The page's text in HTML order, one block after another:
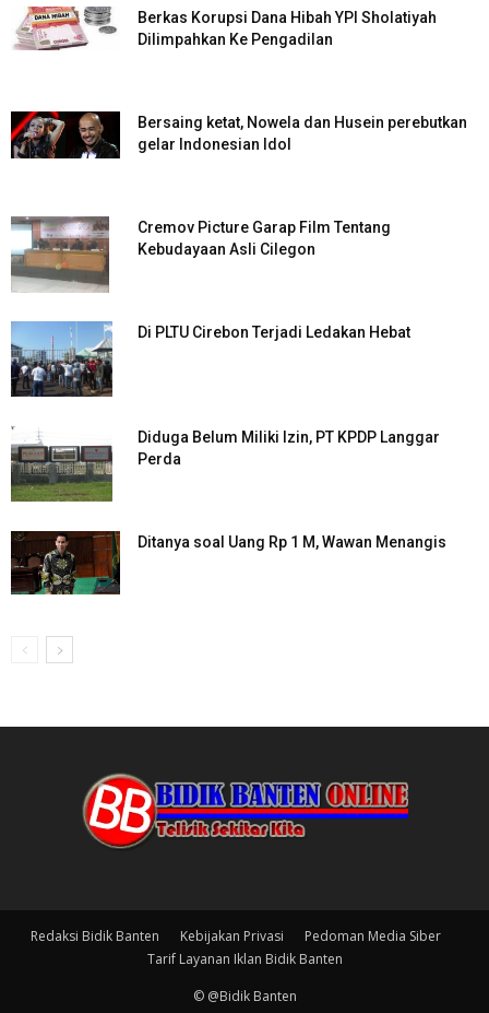
Berkas Korupsi Dana Hibah YPI Sholatiyah
Dilimpahkan Ke Pengadilan
Bersaing ketat, Nowela dan Husein perebutkan
gelar Indonesian Idol
Cremov Picture Garap Film Tentang
Kebudayaan Asli Cilegon
Di PLTU Cirebon Terjadi Ledakan Hebat
Diduga Belum Miliki Izin, PT KPDP Langgar
Perda
Ditanya soal Uang Rp 1 M, Wawan Menangis
Redaksi Bidik Banten Kebijakan Privasi
Pedoman Media Siber
Tarif Layanan Iklan Bidik Banten
© @Bidik Banten